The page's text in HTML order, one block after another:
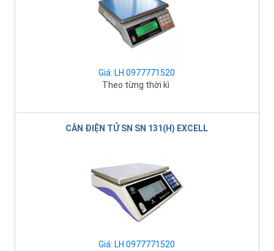
Giá: LH 0977771520
Theo từng thời kì
CÂN ĐIỆN TỬ SN SN 131(H) EXCELL
Giá: LH 0977771520